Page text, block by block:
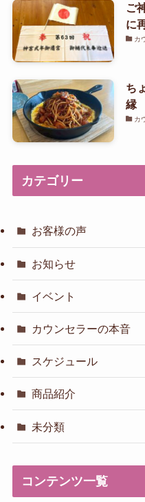
ご
に
カ
ち
縁
カ
カテゴリー
お客様の声
お知らせ
イベント
カウンセラーの本音
スケジュール
商品紹介
未分類
コンテンツ一覧